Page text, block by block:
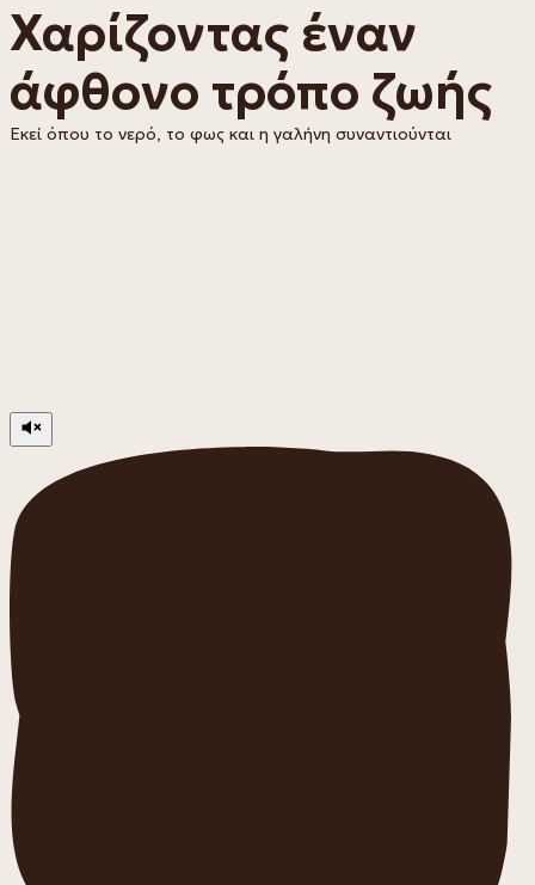
Χαρίζοντας έναν
άφθονο τρόπο ζωής
Εκεί όπου το νερό, το φως και η γαλήνη συναντιούνται